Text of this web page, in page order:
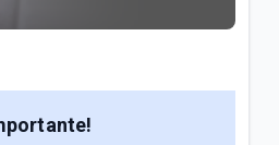
o programas en Televisión